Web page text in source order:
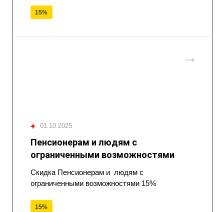
15%
01.10.2025
Пенсионерам и людям с
ограниченными возможностями
Скидка Пенсионерам и людям с
ограниченными возможностями 15%
15%